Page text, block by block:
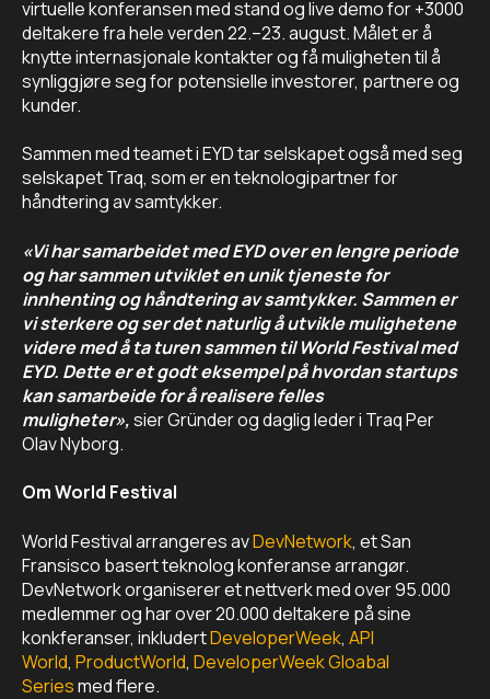
virtuelle konferansen med stand og live demo for +3000
deltakere fra hele verden 22.–23. august. Målet er å
knytte internasjonale kontakter og få muligheten til å
synliggjøre seg for potensielle investorer, partnere og
kunder.
Sammen med teamet i EYD tar selskapet også med seg
selskapet Traq, som er en teknologipartner for
håndtering av samtykker.
«Vi har samarbeidet med EYD over en lengre periode
og har sammen utviklet en unik tjeneste for
innhenting og håndtering av samtykker. Sammen er
vi sterkere og ser det naturlig å utvikle mulighetene
videre med å ta turen sammen til World Festival med
EYD. Dette er et godt eksempel på hvordan startups
kan samarbeide for å realisere felles
muligheter»,sierGründer og daglig leder i Traq Per
Olav Nyborg.
Om World Festival
World Festival arrangeres avDevNetwork, et San
Fransisco basert teknolog konferanse arrangør.
DevNetwork organiserer et nettverk med over 95.000
medlemmer og har over 20.000 deltakere på sine
konkferanser, inkludertDeveloperWeek, API
World, ProductWorld, DeveloperWeek Gloabal
Seriesmed flere.